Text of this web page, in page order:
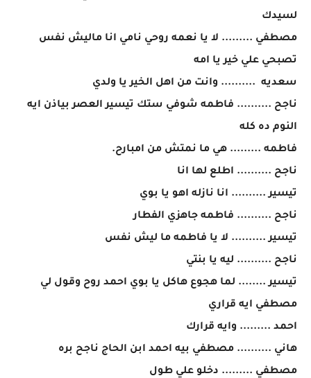
لسيدك
مصطفي ......... لا يا نعمه روحي نامي انا ماليش نفس
تصبحي علي خير يا امه
سعديه .......... وانت من اهل الخير يا ولدي
ناجح .......... فاطمه شوفي ستك تيسير العصر بياذن ايه
النوم ده كله
فاطمه ......... هي ما نمتش من امبارح.
ناجح .......... اطلع لها انا
تيسير .......... انا نازله اهو يا بوي
ناجح .......... فاطمه جاهزي الفطار
تيسير .......... لا يا فاطمه ما ليش نفس
ناجح .......... ليه يا بنتي
تيسير ........ لما هجوع هاكل يا بوي احمد روح وقول لي
مصطفي ايه قراري
احمد ......... وايه قرارك
هاني .......... مصطفي بيه احمد ابن الحاج ناجح بره
مصطفي ......... دخلو علي طول